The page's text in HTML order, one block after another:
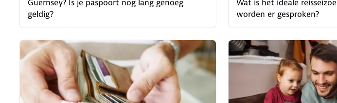
Guernsey? Is je paspoort nog lang genoeg
geldig?
Wat is het ideale
worden er gesproken?